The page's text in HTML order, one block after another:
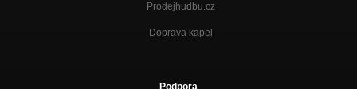
Prodejhudbu.cz
Doprava kapel